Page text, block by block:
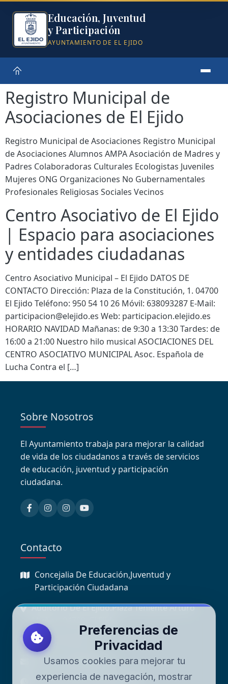
Educación, Juventud
y Participación
AYUNTAMIENTO DE EL EJIDO
Registro Municipal de
Asociaciones de El Ejido
Registro Municipal de Asociaciones Registro Municipal
de Asociaciones Alumnos AMPA Asociación de Madres y
Padres Colaboradoras Culturales Ecologistas Juveniles
Mujeres ONG Organizaciones No Gubernamentales
Profesionales Religiosas Sociales Vecinos
Centro Asociativo de El Ejido
| Espacio para asociaciones
y entidades ciudadanas
Centro Asociativo Municipal – El Ejido DATOS DE
CONTACTO Dirección: Plaza de la Constitución, 1. 04700
El Ejido Teléfono: 950 54 10 26 Móvil: 638093287 E-Mail:
participacion@elejido.es Web: participacion.elejido.es
HORARIO NAVIDAD Mañanas: de 9:30 a 13:30 Tardes: de
16:00 a 21:00 Nuestro hilo musical ASOCIACIONES DEL
CENTRO ASOCIATIVO MUNICIPAL Asoc. Española de
Lucha Contra el […]
Sobre Nosotros
El Ayuntamiento trabaja para mejorar la calidad
de vida de los ciudadanos a través de servicios
de educación, juventud y participación
ciudadana.
Contacto
Concejalia De Educación,Juventud y
Participación Ciudadana
Auditorio De El Ejido.Plaza Teniente Arturo
+34 950 48 98 18
educacion@elejido.es
Lunes a Viernes: 9:00 - 14:00
Preferencias de
Privacidad
Usamos cookies para mejorar tu
experiencia de navegación, mostrar